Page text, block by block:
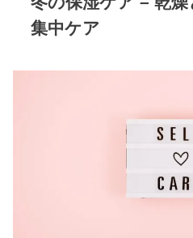
集中ケア